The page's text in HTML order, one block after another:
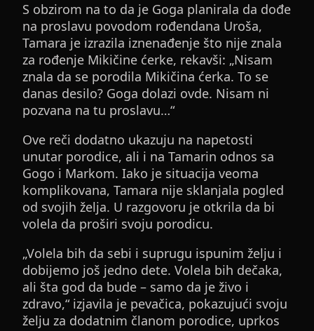
S obzirom na to da je Goga planirala da dođe
na proslavu povodom rođendana Uroša,
Tamara je izrazila iznenađenje što nije znala
za rođenje Mikičine ćerke, rekavši: „Nisam
znala da se porodila Mikičina ćerka. To se
danas desilo? Goga dolazi ovde. Nisam ni
pozvana na tu proslavu…“
Ove reči dodatno ukazuju na napetosti
unutar porodice, ali i na Tamarin odnos sa
Gogo i Markom. Iako je situacija veoma
komplikovana, Tamara nije sklanjala pogled
od svojih želja. U razgovoru je otkrila da bi
volela da proširi svoju porodicu.
„Volela bih da sebi i suprugu ispunim želju i
dobijemo još jedno dete. Volela bih dečaka,
ali šta god da bude – samo da je živo i
zdravo,“ izjavila je pevačica, pokazujući svoju
želju za dodatnim članom porodice, uprkos